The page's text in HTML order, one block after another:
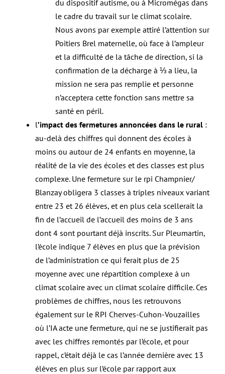
du dispositif autisme, ou à Micromégas dans
le cadre du travail sur le climat scolaire.
Nous avons par exemple attiré l’attention sur
Poitiers Brel maternelle, où face à l’ampleur
et la difficulté de la tâche de direction, si la
confirmation de la décharge à ⅓ a lieu, la
mission ne sera pas remplie et personne
n’acceptera cette fonction sans mettre sa
santé en péril.
l’impact des fermetures annoncées dans le rural :
au-delà des chiffres qui donnent des écoles à
moins ou autour de 24 enfants en moyenne, la
réalité de la vie des écoles et des classes est plus
complexe. Une fermeture sur le rpi Champnier/
Blanzay obligera 3 classes à triples niveaux variant
entre 23 et 26 élèves, et en plus cela scellerait la
fin de l’accueil de l’accueil des moins de 3 ans
dont 4 sont pourtant déjà inscrits. Sur Pleumartin,
l’école indique 7 élèves en plus que la prévision
de l’administration ce qui ferait plus de 25
moyenne avec une répartition complexe à un
climat scolaire avec un climat scolaire difficile. Ces
problèmes de chiffres, nous les retrouvons
également sur le RPI Cherves-Cuhon-Vouzailles
où l’IA acte une fermeture, qui ne se justifierait pas
avec les chiffres remontés par l’école, et pour
rappel, c’était déjà le cas l’année dernière avec 13
élèves en plus sur l’école par rapport aux